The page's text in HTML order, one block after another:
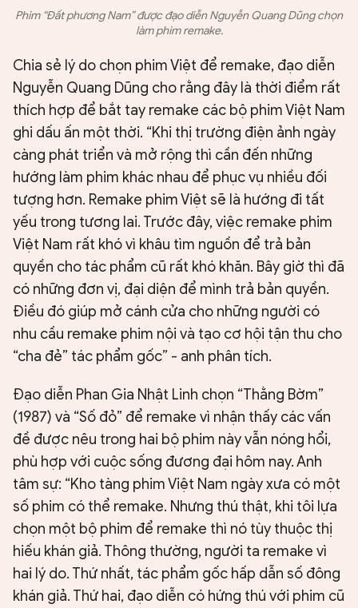
Phim “Đất phương Nam” được đạo diễn Nguyễn Quang Dũng chọn
làm phim remake.
Chia sẻ lý do chọn phim Việt để remake, đạo diễn
Nguyễn Quang Dũng cho rằng đây là thời điểm rất
thích hợp để bắt tay remake các bộ phim Việt Nam
ghi dấu ấn một thời. “Khi thị trường điện ảnh ngày
càng phát triển và mở rộng thì cần đến những
hướng làm phim khác nhau để phục vụ nhiều đối
tượng hơn. Remake phim Việt sẽ là hướng đi tất
yếu trong tương lai. Trước đây, việc remake phim
Việt Nam rất khó vì khâu tìm nguồn để trả bản
quyền cho tác phẩm cũ rất khó khăn. Bây giờ thì đã
có những đơn vị, đại diện để mình trả bản quyền.
Điều đó giúp mở cánh cửa cho những người có
nhu cầu remake phim nội và tạo cơ hội tận thu cho
“cha đẻ” tác phẩm gốc” - anh phân tích.
Đạo diễn Phan Gia Nhật Linh chọn “Thằng Bờm”
(1987) và “Số đỏ” để remake vì nhận thấy các vấn
đề được nêu trong hai bộ phim này vẫn nóng hổi,
phù hợp với cuộc sống đương đại hôm nay. Anh
tâm sự: “Kho tàng phim Việt Nam ngày xưa có một
số phim có thể remake. Nhưng thú thật, khi tôi lựa
chọn một bộ phim để remake thì nó tùy thuộc thị
hiếu khán giả. Thông thường, người ta remake vì
hai lý do. Thứ nhất, tác phẩm gốc hấp dẫn số đông
khán giả. Thứ hai, đạo diễn có hứng thú với phim cũ